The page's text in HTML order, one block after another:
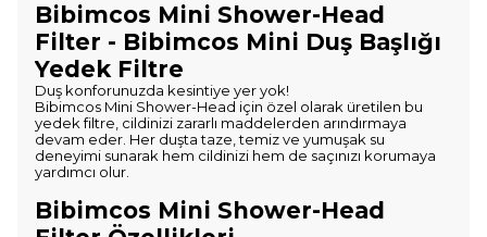
Bibimcos Mini Shower-Head
Filter - Bibimcos Mini Duş Başlığı
Yedek Filtre
Duş konforunuzda kesintiye yer yok!
Bibimcos Mini Shower-Head için özel olarak üretilen bu
yedek filtre, cildinizi zararlı maddelerden arındırmaya
devam eder. Her duşta taze, temiz ve yumuşak su
deneyimi sunarak hem cildinizi hem de saçınızı korumaya
yardımcı olur.
Bibimcos Mini Shower-Head